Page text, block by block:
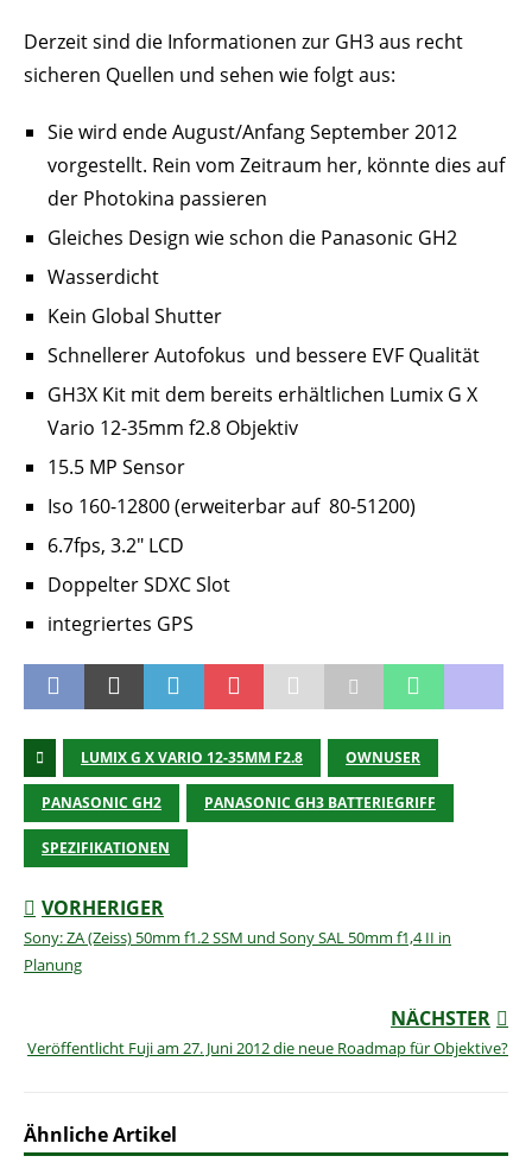
Derzeit sind die Informationen zur GH3 aus recht
sicheren Quellen und sehen wie folgt aus:
Sie wird ende August/Anfang September 2012
vorgestellt. Rein vom Zeitraum her, könnte dies auf
der Photokina passieren
Gleiches Design wie schon die Panasonic GH2
Wasserdicht
Kein Global Shutter
Schnellerer Autofokus und bessere EVF Qualität
GH3X Kit mit dem bereits erhältlichen Lumix G X
Vario 12-35mm f2.8 Objektiv
15.5 MP Sensor
Iso 160-12800 (erweiterbar auf 80-51200)
6.7fps, 3.2″ LCD
Doppelter SDXC Slot
integriertes GPS
LUMIX G X VARIO 12-35MM F2.8 OWNUSER
PANASONIC GH2 PANASONIC GH3 BATTERIEGRIFF
SPEZIFIKATIONEN
VORHERIGER
Sony: ZA (Zeiss) 50mm f1.2 SSM und Sony SAL 50mm f1,4 II in
Planung
NÄCHSTER
Veröffentlicht Fuji am 27. Juni 2012 die neue Roadmap für Objektive?
Ähnliche Artikel